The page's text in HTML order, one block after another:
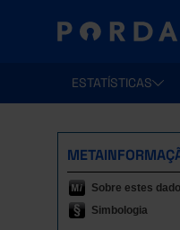
ESTATÍSTICAS
Sobre estes
Simbologia